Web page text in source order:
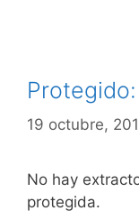
19 octubre,
No hay
protegida.